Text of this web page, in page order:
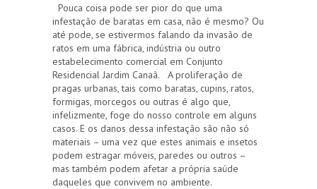
Pouca coisa pode ser pior do que uma
infestação de baratas em casa, não é mesmo? Ou
até pode, se estivermos falando da invasão de
ratos em uma fábrica, indústria ou outro
estabelecimento comercial em Conjunto
Residencial Jardim Canaã. A proliferação de
pragas urbanas, tais como baratas, cupins, ratos,
formigas, morcegos ou outras é algo que,
infelizmente, foge do nosso controle em alguns
casos. E os danos dessa infestação são não só
materiais – uma vez que estes animais e insetos
podem estragar móveis, paredes ou outros –
mas também podem afetar a própria saúde
daqueles que convivem no ambiente.